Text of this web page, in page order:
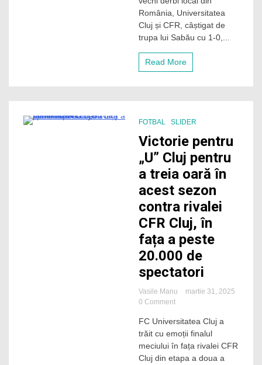
din
Derby-
ul
Clujului
România, Universitatea
Cluj și CFR, câștigat de
trupa lui Sabău cu 1-0,...
Read More
FOTBAL SLIDER
Victorie pentru
„U” Cluj pentru
a treia oară în
acest sezon
contra rivalei
CFR Cluj, în
fața a peste
20.000 de
spectatori
Vasile Manu
martie 31, 2025
0 Commenton
pentru
„U”
Cluj
pentru
FC Universitatea Cluj a
trăit cu emoții finalul
meciului în fața rivalei CFR
Cluj din etapa a doua a